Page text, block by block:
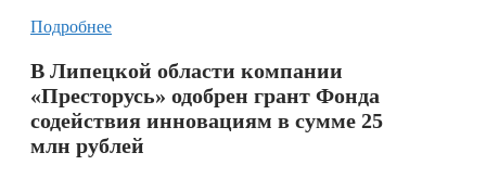
Подробнее
В Липецкой области компании
«Престорусь» одобрен грант Фонда
содействия инновациям в сумме 25
млн рублей